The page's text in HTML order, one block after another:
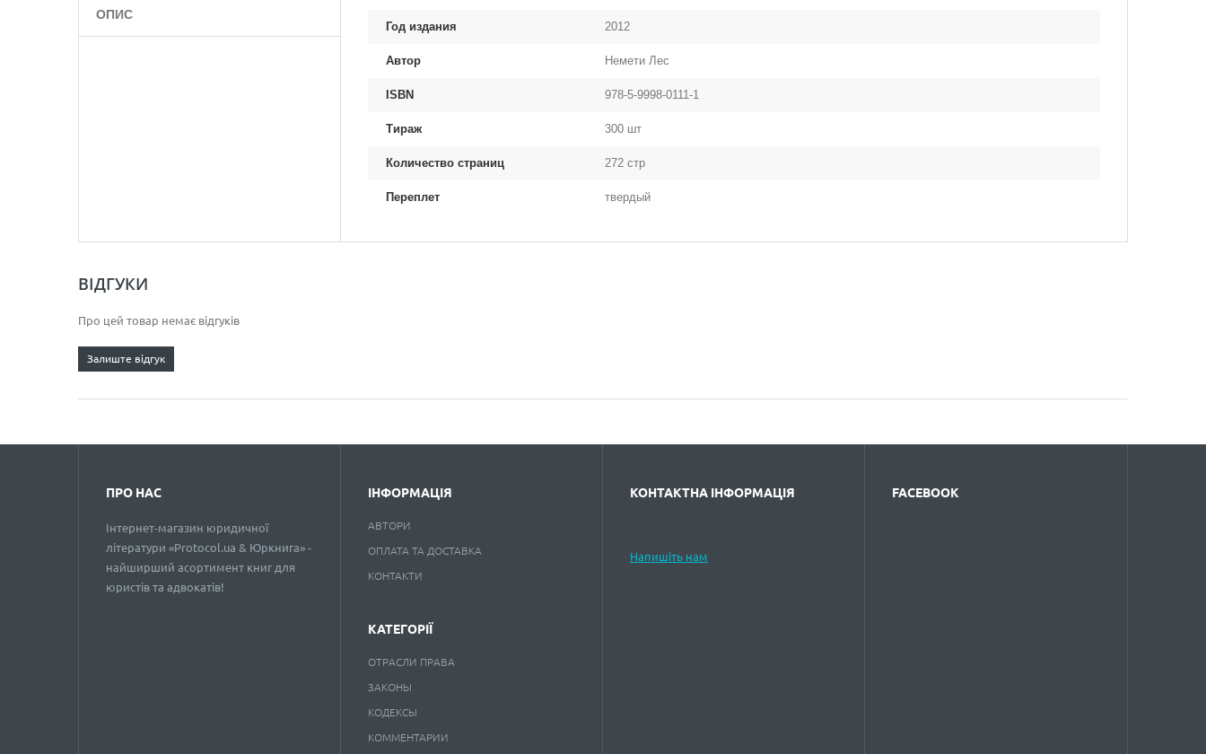
ОПИС
Год издания 2012
Автор Немети Лес
ISBN 978-5-9998-0111-1
Тираж 300 шт
Количество страниц 272 стр
Переплет твердый
ВІДГУКИ
Про цей товар немає відгуків
Залиште відгук
ПРО НАС
Інтернет-магазин юридичної
літератури «Protocol.ua & Юркнига» -
найширший асортимент книг для
юристів та адвокатів!
ІНФОРМАЦІЯ
АВТОРИ
ОПЛАТА ТА ДОСТАВКА
КОНТАКТИ
КАТЕГОРІЇ
ОТРАСЛИ ПРАВА
ЗАКОНЫ
КОДЕКСЫ
КОММЕНТАРИИ
КОНТАКТНА ІНФОРМАЦІЯ
Напишіть нам
FACEBOOK